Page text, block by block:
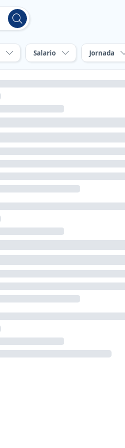
Salario Jornada